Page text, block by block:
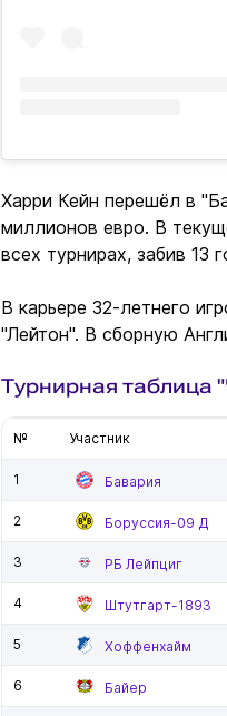
Харри Кейн перешёл в
миллионов евро. В
всех турнирах, забив 13
В карьере 32-летнего
"Лейтон". В сборную
Турнирная таблица
№ Участник
1 Бавария
2 Боруссия-09 Д
3 РБ Лейпциг
4 Штутгарт-1893
5 Хоффенхайм
6 Байер